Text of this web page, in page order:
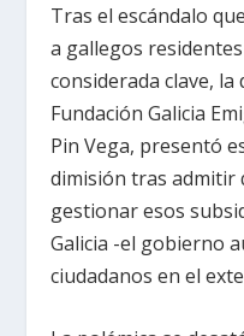
Tras el escándalo
a gallegos
considerada clave,
Fundación Galicia
Pin Vega, presentó
dimisión tras admitir
gestionar esos
Galicia -el gobierno
ciudadanos en el